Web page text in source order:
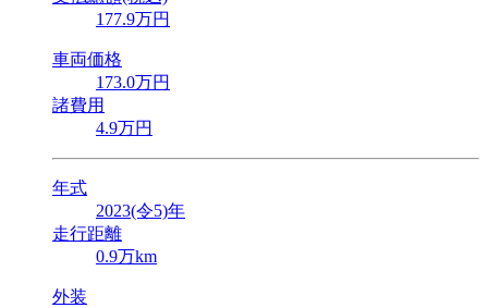
177.9万円
車両価格
173.0万円
諸費用
4.9万円
年式
2023(令5)年
走行距離
0.9万km
外装